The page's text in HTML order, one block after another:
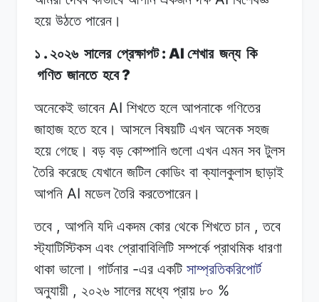
হয়ে উঠতে পারেন।
১ . ২০২৬ সালের প্রেক্ষাপট: AI শেখার জন্য কি
গণিত জানতে হবে?
অনেকেই ভাবেন AI শিখতে হলে আপনাকে গণিতের
জাহাজ হতে হবে। আসলে বিষয়টি এখন অনেক সহজ
হয়ে গেছে। বড় বড় কোম্পানি গুলো এখন এমন সব টুলস
তৈরি করেছে যেখানে জটিল কোডিং বা ক্যালকুলাস ছাড়াই
আপনি AI মডেল তৈরি করতেপারেন।
তবে , আপনি যদি একদম কোর থেকে শিখতে চান ,তবে
স্ট্যাটিস্টিকস এবং প্রোবাবিলিটি সম্পর্কে প্রাথমিক ধারণা
থাকা ভালো। গার্টনার -এর একটি সাম্প্রতিকরিপোর্ট
অনুযায়ী , ২০২৬ সালের মধ্যে প্রায় ৮০ %